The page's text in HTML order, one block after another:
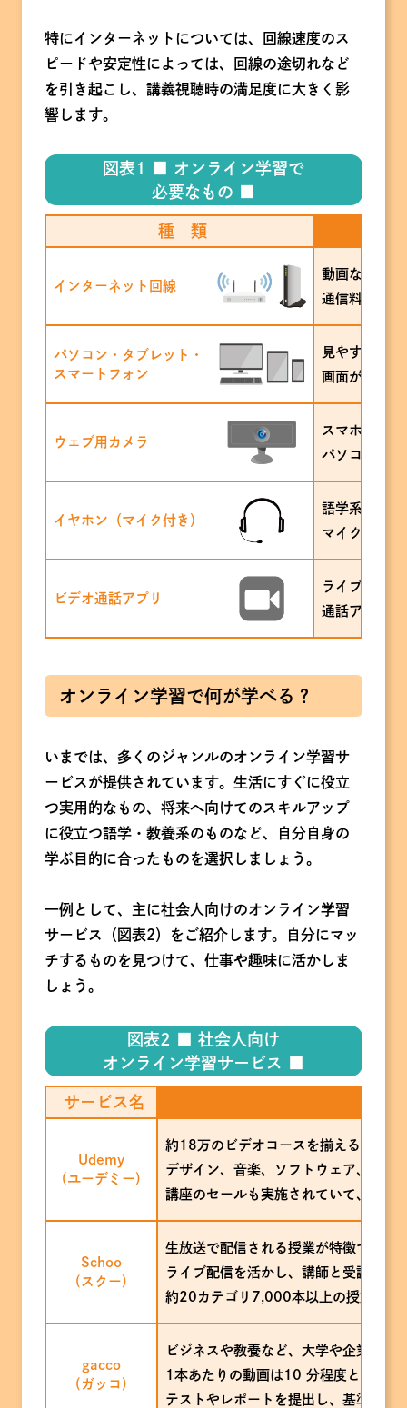
特にインターネットについては、回線速度のス
ピードや安定性によっては、回線の途切れなど
を引き起こし、講義視聴時の満足度に大きく影
響します。
図表1 ■ オンライン学習で
必要なもの ■
種 類
インターネット回線
動画など通
通信料を気
パソコン・タブレット・
スマートフォン
見やすい大
画面が小さ
ウェブ用カメラ
スマホやタ
パソコンは
イヤホン（マイク付き）
語学系の学
マイクのつ
ビデオ通話アプリ
ライブ配信
通話アプリ
オンライン学習で何が学べる？
いまでは、多くのジャンルのオンライン学習サ
ービスが提供されています。生活にすぐに役立
つ実用的なもの、将来へ向けてのスキルアップ
に役立つ語学・教養系のものなど、自分自身の
学ぶ目的に合ったものを選択しましょう。
一例として、主に社会人向けのオンライン学習
サービス（図表2）をご紹介します。自分にマッ
チするものを見つけて、仕事や趣味に活かしま
しょう。
図表2 ■ 社会人向け
オンライン学習サービス ■
サービス名
Udemy
(ユーデミー)
約18万のビデオコースを揃える、オン
デザイン、音楽、ソフトウェア、自己
講座のセールも実施されていて、タイ
Schoo
(スクー)
生放送で配信される授業が特徴で、趣
ライブ配信を活かし、講師と受講生双
約20カテゴリ7,000本以上の授業が揃
gacco
(ガッコ)
ビジネスや教養など、大学や企業が提
1本あたりの動画は10 分程度と、学び
テストやレポートを提出し、基準を満